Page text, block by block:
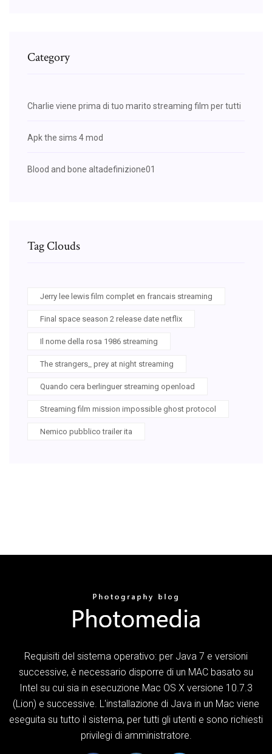
Category
Charlie viene prima di tuo marito streaming film per tutti
Apk the sims 4 mod
Blood and bone altadefinizione01
Tag Clouds
Jerry lee lewis film complet en francais streaming
Final space season 2 release date netflix
Il nome della rosa 1986 streaming
The strangers_ prey at night streaming
Quando cera berlinguer streaming openload
Streaming film mission impossible ghost protocol
Nemico pubblico trailer ita
Requisiti del sistema operativo: per Java 7 e versioni
successive, è necessario disporre di un MAC basato su
Intel su cui sia in esecuzione Mac OS X versione 10.7.3
(Lion) e successive. L'installazione di Java in un Mac viene
eseguita su tutto il sistema, per tutti gli utenti e sono richiesti
privilegi di amministratore.